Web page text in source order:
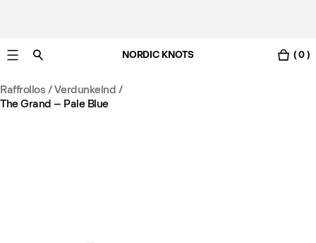
Gratis Lieferung nach Deutschland in 3-6 Werktagen
NORDIC KNOTS ( 0 )
Raffrollos / Verdunkelnd /
The Grand – Pale Blue